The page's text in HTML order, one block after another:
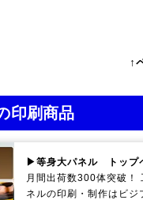
↑
印刷商品
▶等身大パネル トップ
月間出荷数300体突破！
ネルの印刷・制作は ビジ